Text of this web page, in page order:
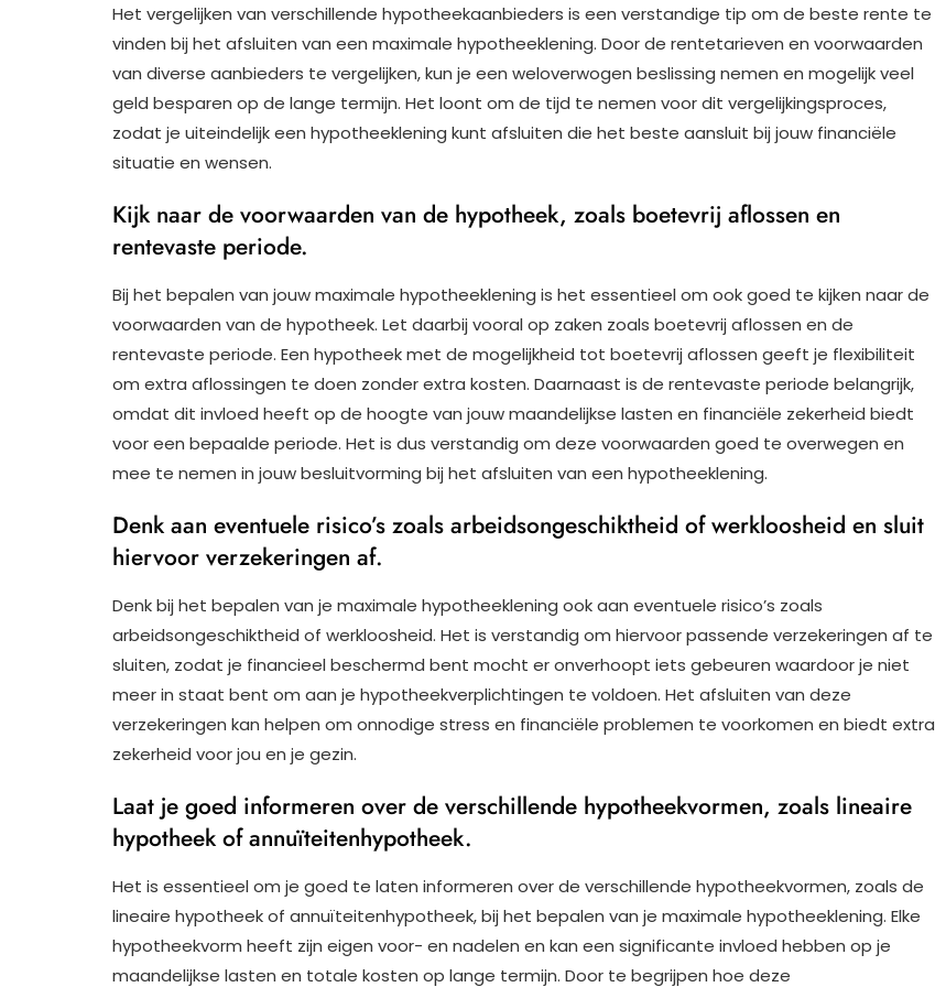
Het vergelijken van verschillende hypotheekaanbieders is een verstandige tip om de beste rente te
vinden bij het afsluiten van een maximale hypotheeklening. Door de rentetarieven en voorwaarden
van diverse aanbieders te vergelijken, kun je een weloverwogen beslissing nemen en mogelijk veel
geld besparen op de lange termijn. Het loont om de tijd te nemen voor dit vergelijkingsproces,
zodat je uiteindelijk een hypotheeklening kunt afsluiten die het beste aansluit bij jouw financiële
situatie en wensen.
Kijk naar de voorwaarden van de hypotheek, zoals boetevrij aflossen en
rentevaste periode.
Bij het bepalen van jouw maximale hypotheeklening is het essentieel om ook goed te kijken naar de
voorwaarden van de hypotheek. Let daarbij vooral op zaken zoals boetevrij aflossen en de
rentevaste periode. Een hypotheek met de mogelijkheid tot boetevrij aflossen geeft je flexibiliteit
om extra aflossingen te doen zonder extra kosten. Daarnaast is de rentevaste periode belangrijk,
omdat dit invloed heeft op de hoogte van jouw maandelijkse lasten en financiële zekerheid biedt
voor een bepaalde periode. Het is dus verstandig om deze voorwaarden goed te overwegen en
mee te nemen in jouw besluitvorming bij het afsluiten van een hypotheeklening.
Denk aan eventuele risico’s zoals arbeidsongeschiktheid of werkloosheid en sluit
hiervoor verzekeringen af.
Denk bij het bepalen van je maximale hypotheeklening ook aan eventuele risico’s zoals
arbeidsongeschiktheid of werkloosheid. Het is verstandig om hiervoor passende verzekeringen af te
sluiten, zodat je financieel beschermd bent mocht er onverhoopt iets gebeuren waardoor je niet
meer in staat bent om aan je hypotheekverplichtingen te voldoen. Het afsluiten van deze
verzekeringen kan helpen om onnodige stress en financiële problemen te voorkomen en biedt extra
zekerheid voor jou en je gezin.
Laat je goed informeren over de verschillende hypotheekvormen, zoals lineaire
hypotheek of annuïteitenhypotheek.
Het is essentieel om je goed te laten informeren over de verschillende hypotheekvormen, zoals de
lineaire hypotheek of annuïteitenhypotheek, bij het bepalen van je maximale hypotheeklening. Elke
hypotheekvorm heeft zijn eigen voor- en nadelen en kan een significante invloed hebben op je
maandelijkse lasten en totale kosten op lange termijn. Door te begrijpen hoe deze